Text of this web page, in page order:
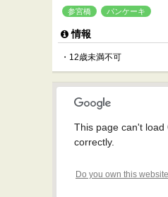
参宮橋 パンケーキ
情報
・12歳未満不可
This page can't load
correctly.
Do you own this